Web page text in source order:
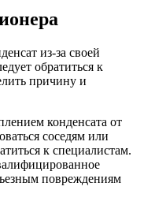
из-за своей
обратиться к
причину и
конденсата от
соседям или
к специалистам.
повреждениям